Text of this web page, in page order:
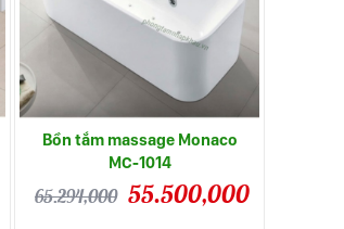
Bồn tắm massage Monaco
MC-1014
65.294,000 55.500,000